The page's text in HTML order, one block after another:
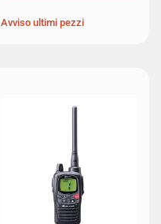
Avviso ultimi pezzi